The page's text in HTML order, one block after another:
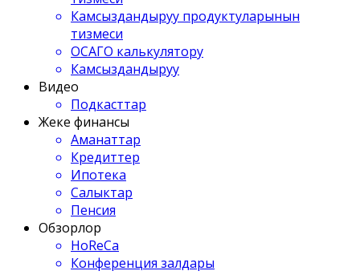
Камсыздандыруу продуктуларынын
тизмеси
ОСАГО калькулятору
Камсыздандыруу
Видео
Подкасттар
Жеке финансы
Аманаттар
Кредиттер
Ипотека
Салыктар
Пенсия
Обзорлор
HoReCa
Конференция залдары